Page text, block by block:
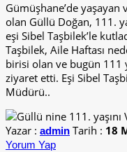
Gümüşhane’de yaşayan
olan Güllü Doğan, 111.
eşi Sibel Taşbilek’le
Taşbilek, Aile Haftası
birisi olan ve bugün 111
ziyaret etti. Eşi Sibel
Müdürü..
Yazar : admin Tarih : 18
Yorum Yap